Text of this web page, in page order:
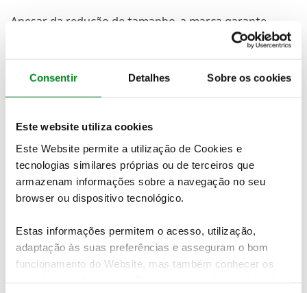
Consentir Detalhes Sobre os cookies
Este website utiliza cookies
Este Website permite a utilização de Cookies e
tecnologias similares próprias ou de terceiros que
armazenam informações sobre a navegação no seu
browser ou dispositivo tecnológico.
Estas informações permitem o acesso, utilização,
adaptação às suas preferências e asseguram o bom
funcionamento do Website, mas também conhecer os
Apesar da redução de tamanho, a marca garante
bastante área interior com os bancos traseiros a
poderem ser ajustados longitudinalmente de modo
porta-bagagens.
SUV mais seguros da sua categoria, com uma ampla
gama de sistemas de assistência à condução
termos de motorizações, deverá contar com motor
200 TSI com caixa manual ou DSG-7, e 250 TSI com
DSG-7.